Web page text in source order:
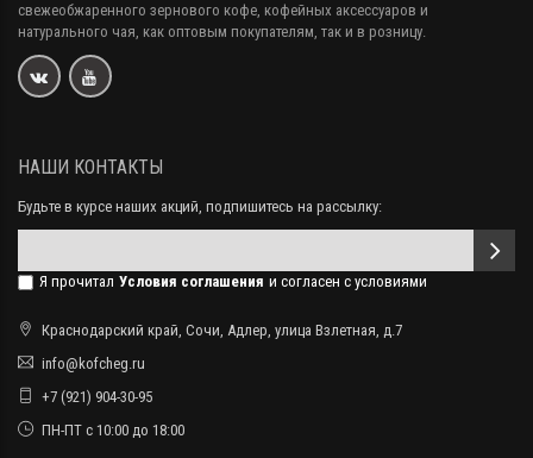
свежеобжаренного зернового кофе, кофейных аксессуаров и
натурального чая, как оптовым покупателям, так и в розницу.
НАШИ КОНТАКТЫ
Будьте в курсе наших акций, подпишитесь на рассылку:
Я прочитал Условия соглашения и согласен с условиями
Краснодарский край, Сочи, Адлер, улица Взлетная, д.7
info@kofcheg.ru
+7 (921) 904-30-95
ПН-ПТ с 10:00 до 18:00